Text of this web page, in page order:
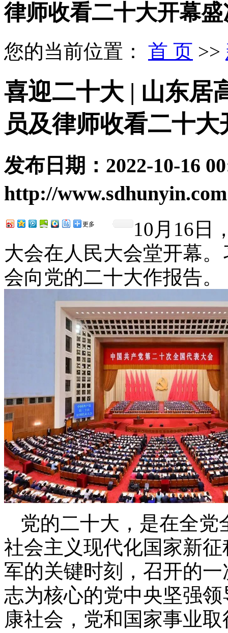
律师收看二十大开幕盛
您的当前位置： 首 页 >>
喜迎二十大 | 山东居
员及律师收看二十大
发布日期： 2022-10-16
http://www.sdhunyin.com
更多
10月16日
大会在人民大会堂开幕
会向党的二十大作报告。
党的二十大，是在全
社会主义现代化国家新
军的关键时刻，召开的
志为核心的党中央坚强
康社会，党和国家事业